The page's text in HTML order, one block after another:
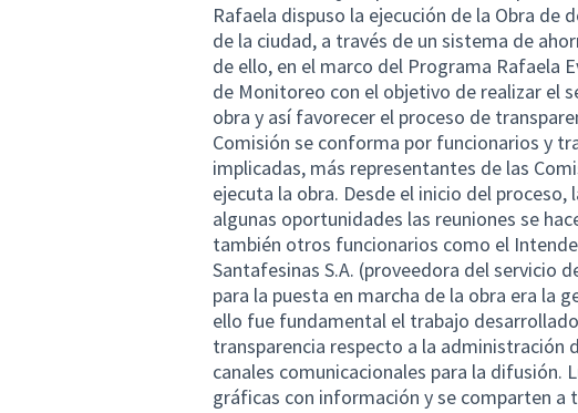
Rafaela dispuso la ejecución de la Obra de
de la ciudad, a través de un sistema de
de ello, en el marco del Programa Rafaela
de Monitoreo con el objetivo de realizar el
obra y así favorecer el proceso de
Comisión se conforma por funcionarios y
implicadas, más representantes de las
ejecuta la obra. Desde el inicio del
algunas oportunidades las reuniones se
también otros funcionarios como el
Santafesinas S.A. (proveedora del servicio
para la puesta en marcha de la obra era la
ello fue fundamental el trabajo
transparencia respecto a la administración
canales comunicacionales para la difusión.
gráficas con información y se comparten a